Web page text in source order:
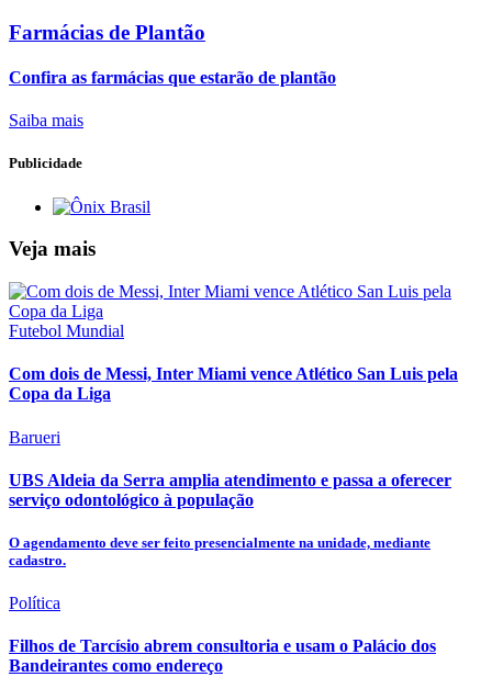
Farmácias de Plantão
Confira as farmácias que estarão de plantão
Saiba mais
Publicidade
Veja mais
Futebol Mundial
Com dois de Messi, Inter Miami vence Atlético San Luis pela
Copa da Liga
Barueri
UBS Aldeia da Serra amplia atendimento e passa a oferecer
serviço odontológico à população
O agendamento deve ser feito presencialmente na unidade, mediante
cadastro.
Política
Filhos de Tarcísio abrem consultoria e usam o Palácio dos
Bandeirantes como endereço